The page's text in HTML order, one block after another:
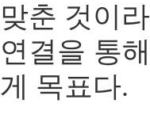
맞춘 것이
연결을 통
게 목표다.